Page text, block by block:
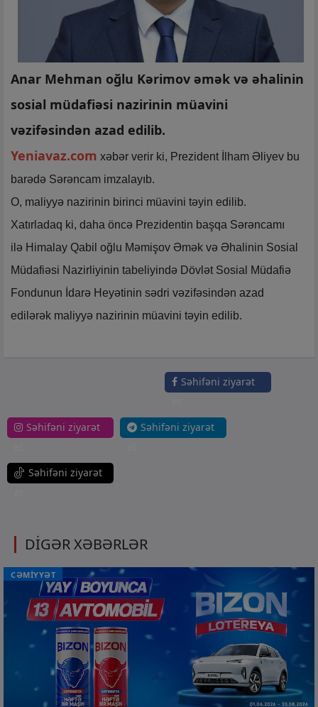
Anar Mehman oğlu Kərimov əmək və əhalinin
sosial müdafiəsi nazirinin müavini
vəzifəsindən azad edilib.
Yeniavaz.com xəbər verir ki, Prezident İlham Əliyev bu
barədə Sərəncam imzalayıb.
O, maliyyə nazirinin birinci müavini təyin edilib.
Xatırladaq ki, daha öncə Prezidentin başqa Sərəncamı
ilə Himalay Qabil oğlu Məmişov Əmək və Əhalinin Sosial
Müdafiəsi Nazirliyinin tabeliyində Dövlət Sosial Müdafiə
Fondunun İdarə Heyətinin sədri vəzifəsindən azad
edilərək maliyyə nazirinin müavini təyin edilib.
Səhifəni ziyarət
Səhifəni ziyarət
Səhifəni ziyarət
Səhifəni ziyarət
DİGƏR XƏBƏRLƏR
CƏMİYYƏT